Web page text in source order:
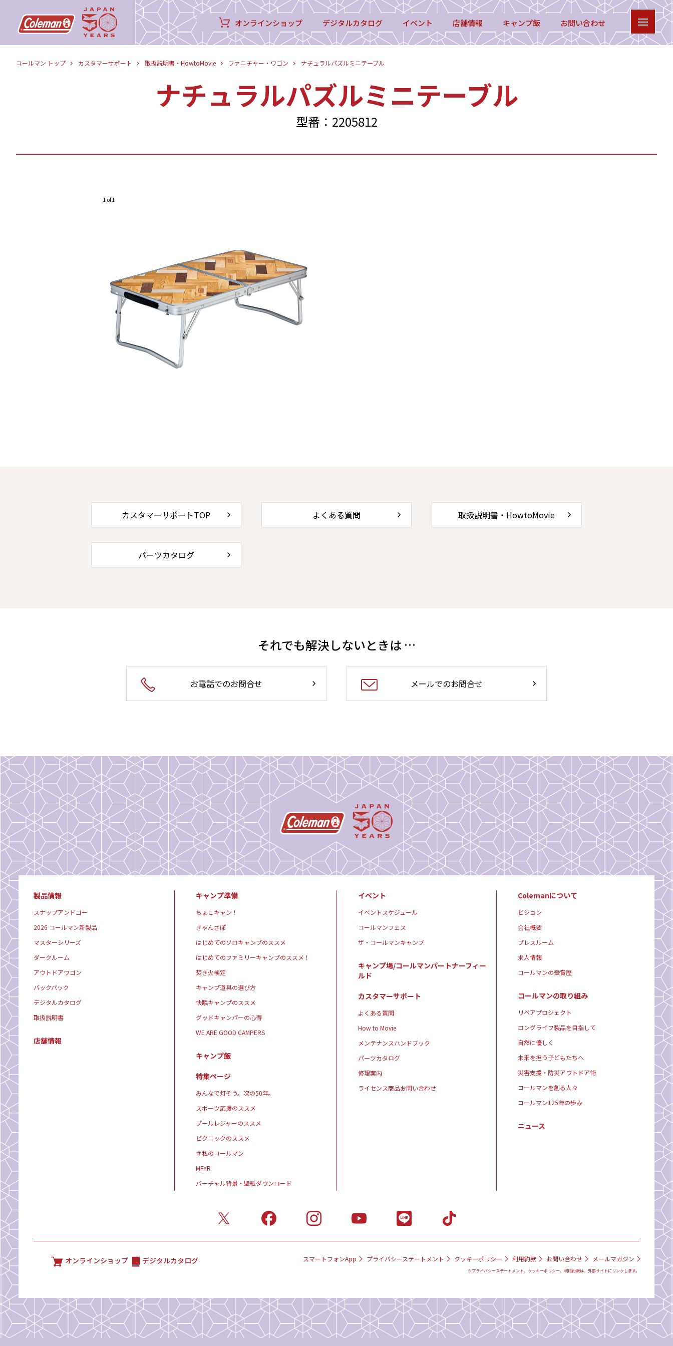
オンラインショップ デジタルカタログ イベント 店舗情報 キャンプ飯 お問い合わせ
コールマン トップ カスタマーサポート 取扱説明書・HowtoMovie ファニチャー・ワゴン ナチュラルパズルミニテーブル
ナチュラルパズルミニテーブル
型番：2205812
1 of 1
カスタマーサポートTOP よくある質問 取扱説明書・HowtoMovie
パーツカタログ
それでも解決しないときは …
お電話でのお問合せ メールでのお問合せ
製品情報
スナップアンドゴー
2026 コールマン新製品
マスターシリーズ
ダークルーム
アウトドアワゴン
バックパック
デジタルカタログ
取扱説明書
店舗情報
キャンプ準備
ちょこキャン！
きゃんさぽ
はじめてのソロキャンプのススメ
はじめてのファミリーキャンプのススメ！
焚き火検定
キャンプ道具の選び方
快眠キャンプのススメ
グッドキャンパーの心得
WE ARE GOOD CAMPERS
キャンプ飯
特集ページ
みんなで灯そう。次の50年。
スポーツ応援のススメ
プールレジャーのススメ
ピクニックのススメ
＃私のコールマン
MFYR
バーチャル背景・壁紙ダウンロード
イベント
イベントスケジュール
コールマンフェス
ザ・コールマンキャンプ
キャンプ場/コールマンパートナーフィー
ルド
カスタマーサポート
よくある質問
How to Movie
メンテナンスハンドブック
パーツカタログ
修理案内
ライセンス商品お問い合わせ
Colemanについて
ビジョン
会社概要
プレスルーム
求人情報
コールマンの受賞歴
コールマンの取り組み
リペアプロジェクト
ロングライフ製品を目指して
自然に優しく
未来を担う子どもたちへ
災害支援・防災アウトドア術
コールマンを創る人々
コールマン125年の歩み
ニュース
オンラインショップ デジタルカタログ スマートフォンApp プライバシーステートメント クッキーポリシー 利用約款 お問い合わせ メールマガジン
※プライバシーステートメント、クッキーポリシー、利用約款は、外部サイトにリンクします。